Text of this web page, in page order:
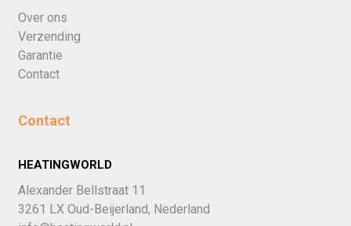
Over ons
Verzending
Garantie
Contact
Contact
HEATINGWORLD
Alexander Bellstraat 11
3261 LX Oud-Beijerland, Nederland